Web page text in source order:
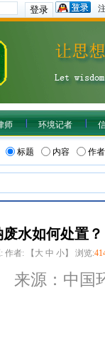
师 环境记者
标题 内容 作者
水如何处置？
作者: 【 大 中 小】 浏览:
来源：中国